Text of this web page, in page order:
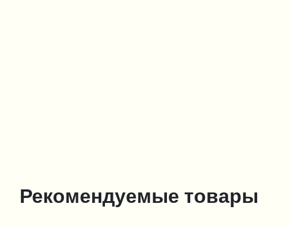
Рекомендуемые товары